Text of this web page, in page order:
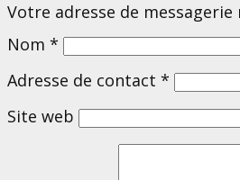
Votre adresse de
Nom *
Adresse de contact *
Site web